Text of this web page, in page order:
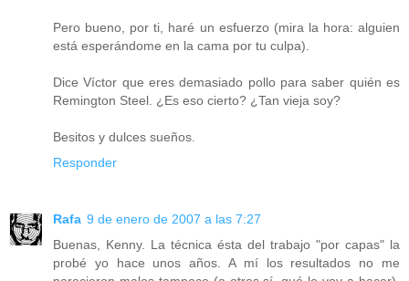
Pero bueno, por ti, haré un esfuerzo (mira la hora: alguien
está esperándome en la cama por tu culpa).
Dice Víctor que eres demasiado pollo para saber quién es
Remington Steel. ¿Es eso cierto? ¿Tan vieja soy?
Besitos y dulces sueños.
Responder
Rafa 9 de enero de 2007 a las 7:27
Buenas, Kenny. La técnica ésta del trabajo "por capas" la
probé yo hace unos años. A mí los resultados no me